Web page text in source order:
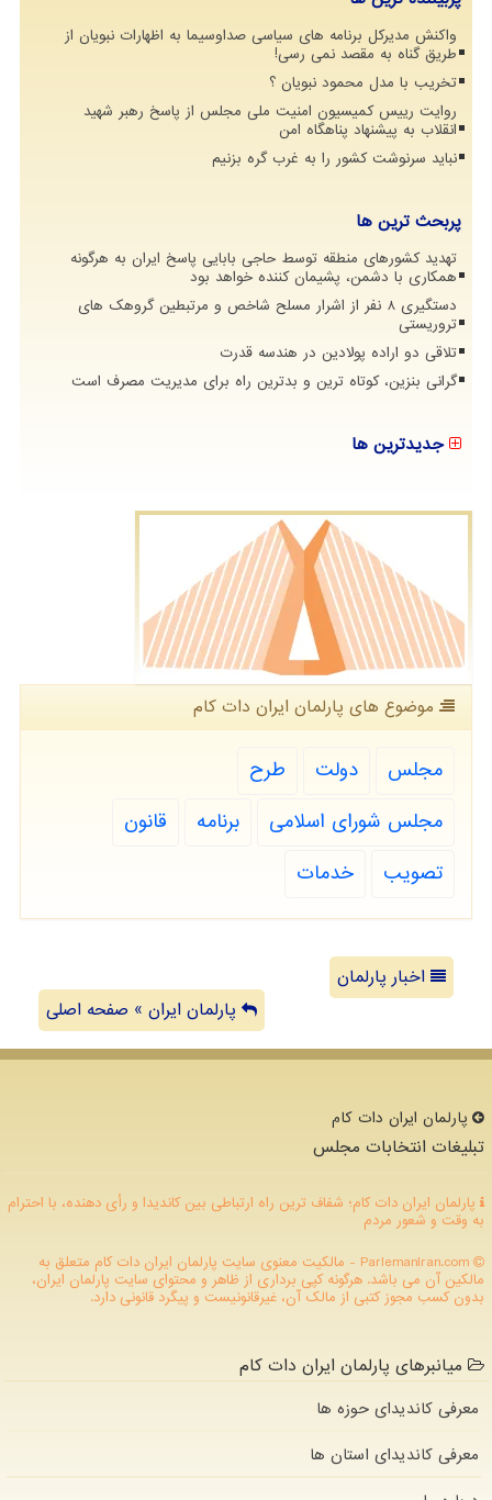
واکنش مدیرکل برنامه های سیاسی صداوسیما به اظهارات نبویان از
طریق گناه به مقصد نمی رسی!
تخریب با مدل محمود نبویان ؟
روایت رییس کمیسیون امنیت ملی مجلس از پاسخ رهبر شهید
انقلاب به پیشنهاد پناهگاه امن
نباید سرنوشت کشور را به غرب گره بزنیم
پربحث ترین ها
تهدید کشورهای منطقه توسط حاجی بابایی پاسخ ایران به هرگونه
همکاری با دشمن، پشیمان کننده خواهد بود
دستگیری 8 نفر از اشرار مسلح شاخص و مرتبطین گروهک های
تروریستی
تلاقی دو اراده پولادین در هندسه قدرت
گرانی بنزین، کوتاه ترین و بدترین راه برای مدیریت مصرف است
جدیدترین ها
موضوع های پارلمان ایران دات كام
مجلس دولت
طرح
مجلس شورای اسلامی
برنامه
قانون
تصویب
خدمات
اخبار پارلمان
پارلمان ایران » صفحه اصلی
پارلمان ایران دات كام
تبلیغات انتخابات مجلس
پارلمان ایران دات کام؛ شفاف ترین راه ارتباطی بین کاندیدا و رأی دهنده، با احترام
به وقت و شعور مردم
ParlemanIran.com - مالکیت معنوی سایت پارلمان ایران دات كام متعلق به
مالکین آن می باشد. هرگونه کپی برداری از ظاهر و محتوای سایت پارلمان ایران،
بدون کسب مجوز کتبی از مالک آن، غیرقانونیست و پیگرد قانونی دارد.
میانبرهای پارلمان ایران دات کام
معرفی کاندیدای حوزه ها
معرفی کاندیدای استان ها